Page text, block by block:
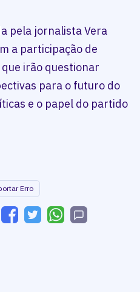
pela jornalista Vera
a participação de
irão questionar
para o futuro do
e o papel do partido
Erro